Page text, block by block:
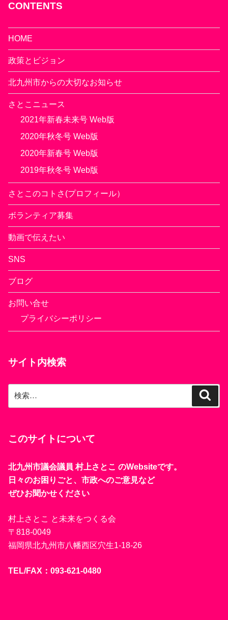
CONTENTS
HOME
政策とビジョン
北九州市からの大切なお知らせ
さとこニュース
2021年新春未来号 Web版
2020年秋冬号 Web版
2020年新春号 Web版
2019年秋冬号 Web版
さとこのコトさ(プロフィール）
ボランティア募集
動画で伝えたい
SNS
ブログ
お問い合せ
プライバシーポリシー
サイト内検索
検
このサイトについて
北九州市議会議員 村上さとこ のWebsiteです。
日々のお困りごと、市政へのご意見など
ぜひお聞かせください
村上さとこ と未来をつくる会
〒818-0049
福岡県北九州市八幡西区穴生1-18-26
TEL/FAX：093-621-0480